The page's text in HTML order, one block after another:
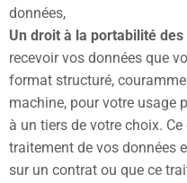
données,
Un droit à la portabilité des
recevoir vos données que
format structuré,
machine, pour votre usage
à un tiers de votre choix.
traitement de vos données
sur un contrat ou que ce